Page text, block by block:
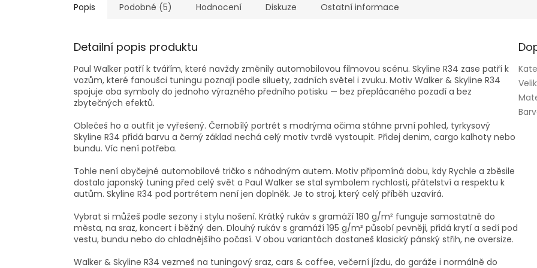
Popis Podobné (5) Hodnocení Diskuze Ostatní informace
Detailní popis produktu
Paul Walker patří k tvářím, které navždy změnily automobilovou filmovou scénu. Skyline R34 zase patří k
vozům, které fanoušci tuningu poznají podle siluety, zadních světel i zvuku. Motiv Walker & Skyline R34
spojuje oba symboly do jednoho výrazného předního potisku — bez přeplácaného pozadí a bez
zbytečných efektů.
Oblečeš ho a outfit je vyřešený. Černobílý portrét s modrýma očima stáhne první pohled, tyrkysový
Skyline R34 přidá barvu a černý základ nechá celý motiv tvrdě vystoupit. Přidej denim, cargo kalhoty nebo
bundu. Víc není potřeba.
Tohle není obyčejné automobilové tričko s náhodným autem. Motiv připomíná dobu, kdy Rychle a zběsile
dostalo japonský tuning před celý svět a Paul Walker se stal symbolem rychlosti, přátelství a respektu k
autům. Skyline R34 pod portrétem není jen doplněk. Je to stroj, který celý příběh uzavírá.
Vybrat si můžeš podle sezony i stylu nošení. Krátký rukáv s gramáží 180 g/m² funguje samostatně do
města, na sraz, koncert i běžný den. Dlouhý rukáv s gramáží 195 g/m² působí pevněji, přidá krytí a sedí pod
vestu, bundu nebo do chladnějšího počasí. V obou variantách dostaneš klasický pánský střih, ne oversize.
Walker & Skyline R34 vezmeš na tuningový sraz, cars & coffee, večerní jízdu, do garáže i normálně do